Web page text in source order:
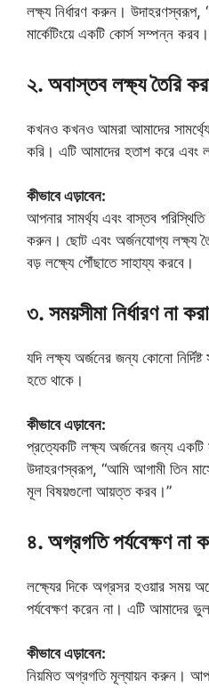
লক্ষ্য নির্ধারণ করুন। উদাহরণস্বরূপ,
মার্কেটিংয়ে একটি কোর্স সম্পন্ন
২. অবাস্তব লক্ষ্য তৈরি
কখনও কখনও আমরা আমাদের
করি। এটি আমাদের হতাশ করে এবং
কীভাবে এড়াবেন:
আপনার সামর্থ্য এবং বাস্তব পরিস্থিতি
করুন। ছোট এবং অর্জনযোগ্য লক্ষ্য
বড় লক্ষ্যে পৌঁছাতে সাহায্য করবে।
৩. সময়সীমা নির্ধারণ না করা
যদি লক্ষ্য অর্জনের জন্য কোনো
হতে থাকে।
কীভাবে এড়াবেন:
প্রত্যেকটি লক্ষ্য অর্জনের জন্য একটি
উদাহরণস্বরূপ, “আমি আগামী তিন
মূল বিষয়গুলো আয়ত্ত করব।”
৪. অগ্রগতি পর্যবেক্ষণ না
লক্ষ্যের দিকে অগ্রসর হওয়ার সময়
পর্যবেক্ষণ করেন না। এটি আমাদের
কীভাবে এড়াবেন:
নিয়মিত অগ্রগতি মূল্যায়ন করুন।